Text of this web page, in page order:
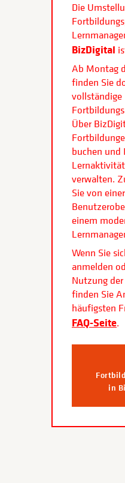
Die
BizDigital
Ab Montag
finden Sie
vollständige
Über
buchen und
verwalten.
Sie von
einem
Wenn Sie
anmelden
Nutzung
finden Sie
häufigsten
FAQ-Seite.
in